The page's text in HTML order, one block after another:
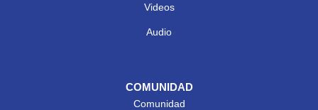
Videos
Audio
COMUNIDAD
Comunidad